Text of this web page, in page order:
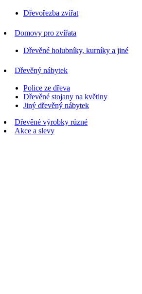
Dřevořezba zvířat
Domovy pro zvířata
Dřevěné holubníky, kurníky a jiné
Dřevěný nábytek
Police ze dřeva
Dřevěné stojany na květiny
Jiný dřevěný nábytek
Dřevěné výrobky různé
Akce a slevy